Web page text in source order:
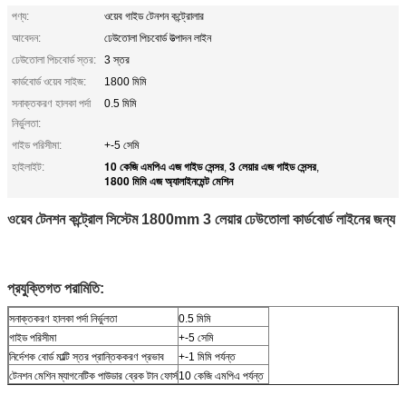
পণ্য:
ওয়েব গাইড টেনশন কন্ট্রোলার
আবেদন:
ঢেউতোলা পিচবোর্ড উত্পাদন লাইন
ঢেউতোলা পিচবোর্ড স্তর:
3 স্তর
কার্ডবোর্ড ওয়েব সাইজ:
1800 মিমি
সনাক্তকরণ হালকা পর্দা
নির্ভুলতা:
0.5 মিমি
গাইড পরিসীমা:
+-5 সেমি
হাইলাইট:
10 কেজি এমপিএ এজ গাইড সেন্সর, 3 লেয়ার এজ গাইড সেন্সর,
1800 মিমি এজ অ্যালাইনমেন্ট মেশিন
ওয়েব টেনশন কন্ট্রোল সিস্টেম 1800mm 3 লেয়ার ঢেউতোলা কার্ডবোর্ড লাইনের জন্য
প্রযুক্তিগত পরামিতি:
সনাক্তকরণ হালকা পর্দা নির্ভুলতা
0.5 মিমি
গাইড পরিসীমা
+-5 সেমি
নির্দেশক বোর্ড মাল্টি স্তর প্রান্তিককরণ প্রভাব
+-1 মিমি পর্যন্ত
টেনশন মেশিন ম্যাগনেটিক পাউডার ব্রেক টান ফোর্স10 কেজি এমপিএ পর্যন্ত